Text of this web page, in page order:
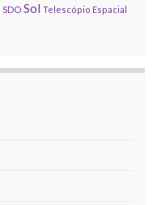
SDO Sol Telescópio Espacial